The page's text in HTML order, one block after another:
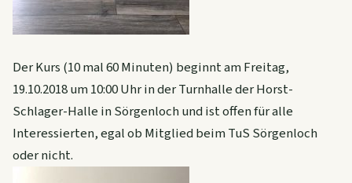
Der Kurs (10 mal 60 Minuten) beginnt am Freitag,
19.10.2018 um 10:00 Uhr in der Turnhalle der Horst-
Schlager-Halle in Sörgenloch und ist offen für alle
Interessierten, egal ob Mitglied beim TuS Sörgenloch
oder nicht.